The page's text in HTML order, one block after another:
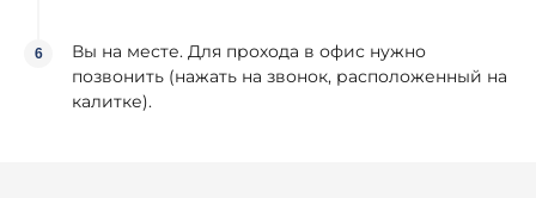
Вы на месте. Для прохода в офис нужно
позвонить (нажать на звонок, расположенный на
калитке).